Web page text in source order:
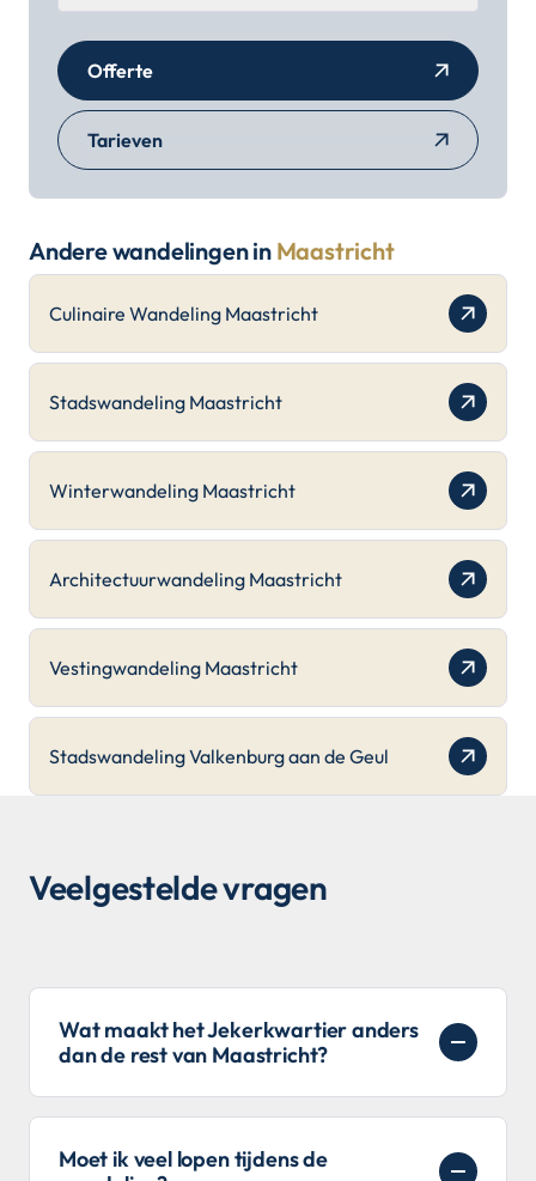
Offerte
Tarieven
Andere wandelingen in Maastricht
Culinaire Wandeling Maastricht
Stadswandeling Maastricht
Winterwandeling Maastricht
Architectuurwandeling Maastricht
Vestingwandeling Maastricht
Stadswandeling Valkenburg aan de Geul
Veelgestelde vragen
Wat maakt het Jekerkwartier anders
dan de rest van Maastricht?
Moet ik veel lopen tijdens de